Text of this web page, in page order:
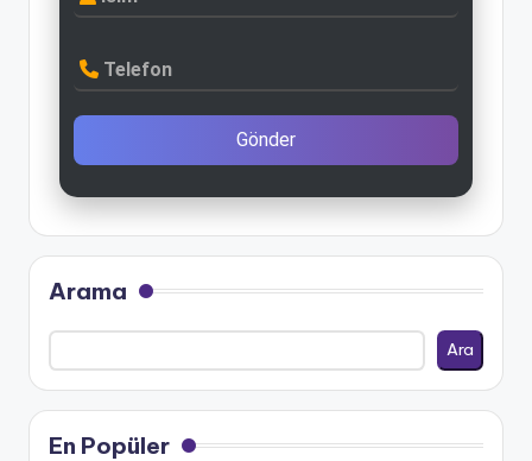
Telefon
Gönder
Arama
Ara
En Popüler